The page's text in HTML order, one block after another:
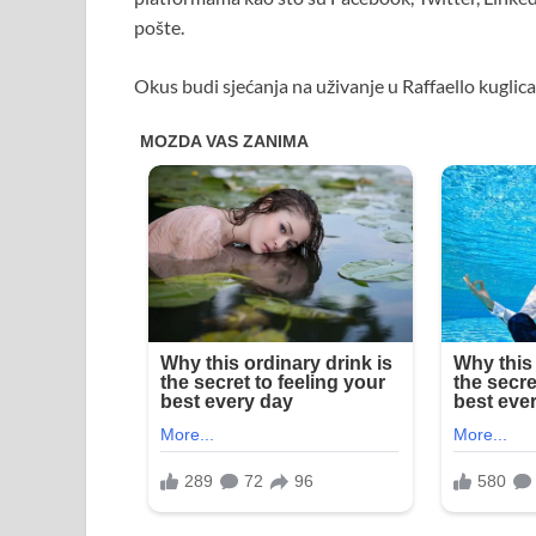
pošte.
Okus budi sjećanja na uživanje u Raffaello